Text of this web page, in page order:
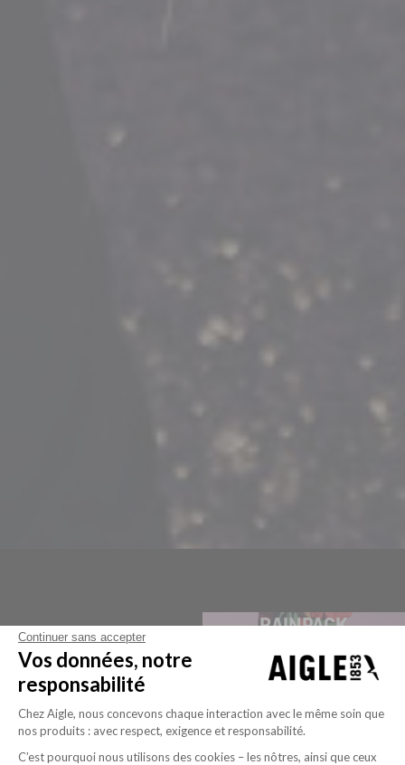
RAINPACK
RAINPACK CHIEN
RAINPACK WARM
Continuer sans accepter
Vos données, notre
responsabilité
Chez Aigle, nous concevons chaque interaction avec le même soin que
nos produits : avec respect, exigence et responsabilité.
C’est pourquoi nous utilisons des cookies – les nôtres, ainsi que ceux